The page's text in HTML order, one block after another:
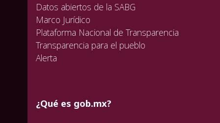
Datos abiertos de la SABG
Marco Jurídico
Plataforma Nacional de Transparencia
Transparencia para el pueblo
Alerta
¿Qué es gob.mx?